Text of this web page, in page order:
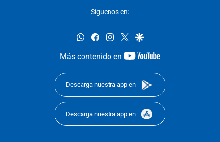
Síguenos en:
whatsappfacebookinstagram
twittergoogle
Más contenido en
youtube-
Descarga nuestra app en
Descarga nuestra app en